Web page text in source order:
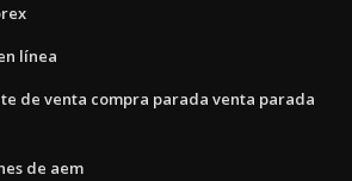
línea
de venta compra parada venta parada
de aem